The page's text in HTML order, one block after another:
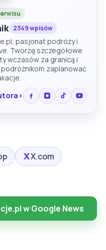
2349 wpisów
pasjonat podróży i
Tworzę szczegółowe
wczasów za granicą i
zaplanować
X.com
w Google News